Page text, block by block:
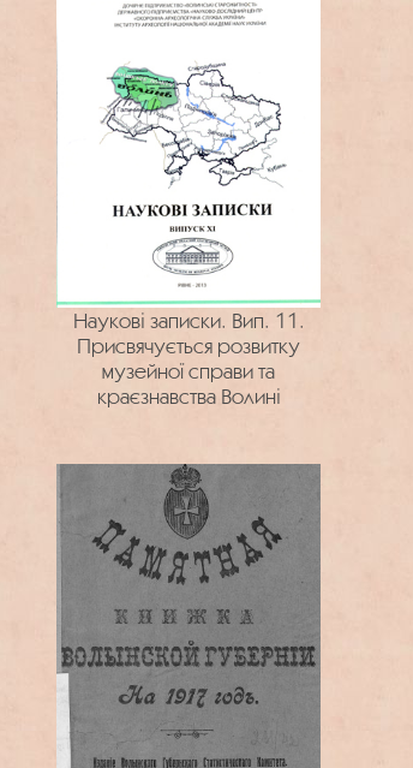
Наукові записки. Вип. 11.
Присвячується розвитку
музейної справи та
краєзнавства Волині